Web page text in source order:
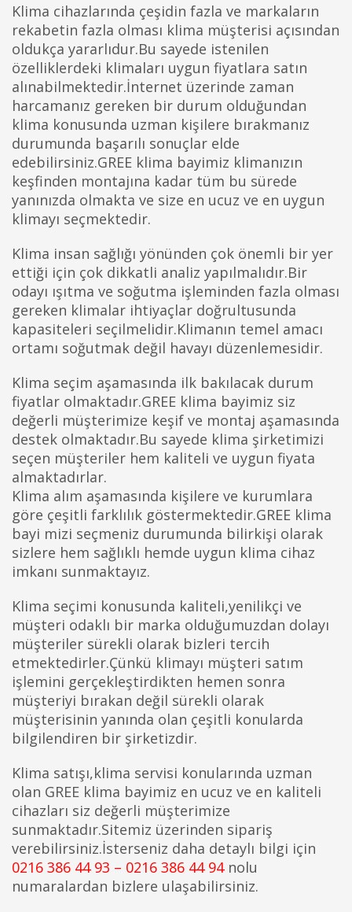
Klima cihazlarında çeşidin fazla ve markaların
rekabetin fazla olması klima müşterisi açısından
oldukça yararlıdur.Bu sayede istenilen
özelliklerdeki klimaları uygun fiyatlara satın
alınabilmektedir.İnternet üzerinde zaman
harcamanız gereken bir durum olduğundan
klima konusunda uzman kişilere bırakmanız
durumunda başarılı sonuçlar elde
edebilirsiniz.GREE klima bayimiz klimanızın
keşfinden montajına kadar tüm bu sürede
yanınızda olmakta ve size en ucuz ve en uygun
klimayı seçmektedir.
Klima insan sağlığı yönünden çok önemli bir yer
ettiği için çok dikkatli analiz yapılmalıdır.Bir
odayı ışıtma ve soğutma işleminden fazla olması
gereken klimalar ihtiyaçlar doğrultusunda
kapasiteleri seçilmelidir.Klimanın temel amacı
ortamı soğutmak değil havayı düzenlemesidir.
Klima seçim aşamasında ilk bakılacak durum
fiyatlar olmaktadır.GREE klima bayimiz siz
değerli müşterimize keşif ve montaj aşamasında
destek olmaktadır.Bu sayede klima şirketimizi
seçen müşteriler hem kaliteli ve uygun fiyata
almaktadırlar.
Klima alım aşamasında kişilere ve kurumlara
göre çeşitli farklılık göstermektedir.GREE klima
bayi mizi seçmeniz durumunda bilirkişi olarak
sizlere hem sağlıklı hemde uygun klima cihaz
imkanı sunmaktayız.
Klima seçimi konusunda kaliteli,yenilikçi ve
müşteri odaklı bir marka olduğumuzdan dolayı
müşteriler sürekli olarak bizleri tercih
etmektedirler.Çünkü klimayı müşteri satım
işlemini gerçekleştirdikten hemen sonra
müşteriyi bırakan değil sürekli olarak
müşterisinin yanında olan çeşitli konularda
bilgilendiren bir şirketizdir.
Klima satışı,klima servisi konularında uzman
olan GREE klima bayimiz en ucuz ve en kaliteli
cihazları siz değerli müşterimize
sunmaktadır.Sitemiz üzerinden sipariş
verebilirsiniz.İsterseniz daha detaylı bilgi için
0216 386 44 93 – 0216 386 44 94nolu
numaralardan bizlere ulaşabilirsiniz.